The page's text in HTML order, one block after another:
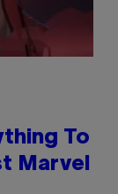
To
Marvel